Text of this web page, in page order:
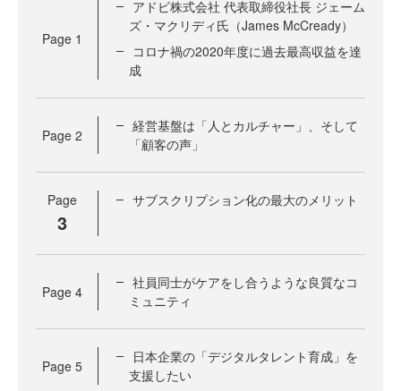
Page 1
アドビ株式会社 代表取締役社長 ジェーム
ズ・マクリディ氏（James McCready）
コロナ禍の2020年度に過去最高収益を達
成
Page 2
経営基盤は「人とカルチャー」、そして
「顧客の声」
Page
3
サブスクリプション化の最大のメリット
Page 4
社員同士がケアをし合うような良質なコ
ミュニティ
Page 5
日本企業の「デジタルタレント育成」を
支援したい